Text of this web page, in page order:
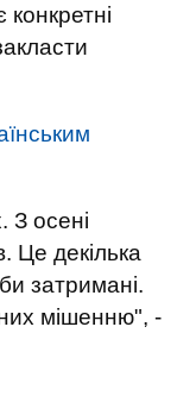
конкретні
З осені
Це декілька
затримані.
мішенню", -